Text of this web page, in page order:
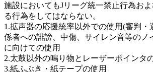
施設においてもJリーグ統一禁止行為お
る行為をしてはならない。
1.拡声器の応援統率以外での使用(審判・
係者への誹謗、中傷、サイレン音等のノ
に向けての使用
2.太鼓以外の鳴り物とレーザーポインタ
3.紙ふぶき・紙テープの使用